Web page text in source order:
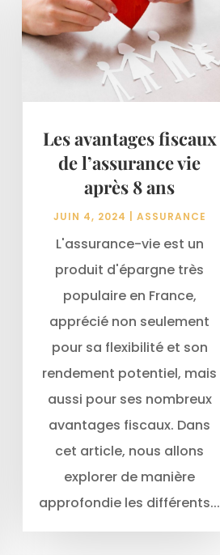
Les avantages fiscaux
de l’assurance vie
après 8 ans
JUIN 4, 2024 ASSURANCE
L'assurance-vie est un
produit d'épargne très
populaire en France,
apprécié non seulement
pour sa flexibilité et son
rendement potentiel, mais
aussi pour ses nombreux
avantages fiscaux. Dans
cet article, nous allons
explorer de manière
approfondie les différents...